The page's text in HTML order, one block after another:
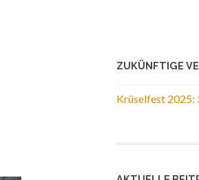
ZUKÜNFTIGE
Krüselfest 2025: